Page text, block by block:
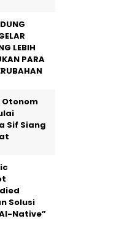
LEBIH
PARA
Otonom
Sif Siang
Solusi
Native”